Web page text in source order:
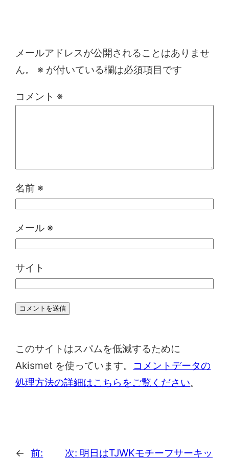
メールアドレスが公開されることはありませ
ん。
※ が付いている欄は必須項目です
コメント ※
名前 ※
メール ※
サイト
このサイトはスパムを低減するために
Akismet を使っています。
コメントデータの
処理方法の詳細はこちらをご覧ください。
← 前:
次: 明日はTJWKモチーフサーキッ